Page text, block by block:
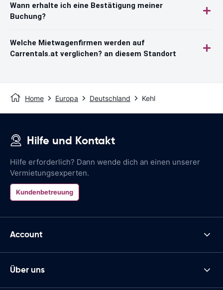
Wann erhalte ich eine Bestätigung meiner
Buchung?
Welche Mietwagenfirmen werden auf
Carrentals.at verglichen? an diesem Standort
Home Europa Deutschland Kehl
Hilfe und Kontakt
Hilfe erforderlich? Dann wende dich an einen unserer
Vermietungsexperten.
Kundenbetreuung
Account
Über uns